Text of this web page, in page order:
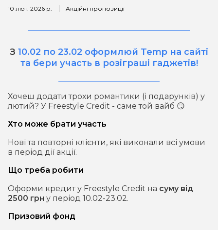
10 лют. 2026 р. Акційні пропозиції
З 10.02 по 23.02 оформлюй Temp на сайті
та бери участь в розіграші гаджетів!
Хочеш додати трохи романтики (і подарунків) у
лютий? У Freestyle Credit - саме той вайб 😏
Хто може брати участь
Нові та повторні клієнти, які виконали всі умови
в період дії акції.
Що треба робити
Оформи кредит у Freestyle Credit на суму від
2500 грн у період 10.02-23.02.
Призовий фонд